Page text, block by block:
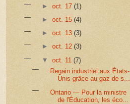
► oct. 17 (1)
► oct. 15 (4)
► oct. 13 (3)
► oct. 12 (3)
▼ oct. 11 (7)
Regain industriel aux États-
Unis grâce au gaz de s...
Ontario — Pour la ministre
de l'Éducation, les éco...